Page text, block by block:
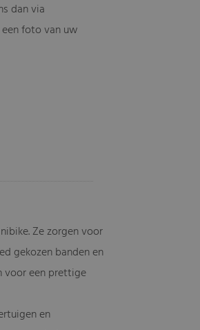
dan via
foto van uw
Ze zorgen voor
gekozen banden en
voor een prettige
en